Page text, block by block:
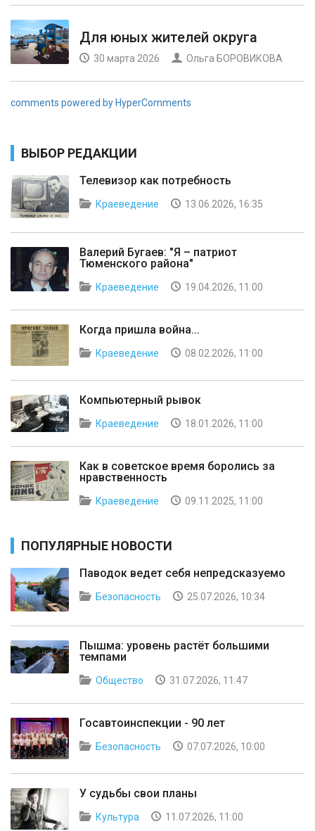
Для юных жителей округа
30 марта 2026 Ольга БОРОВИКОВА
comments powered by HyperComments
ВЫБОР РЕДАКЦИИ
Телевизор как потребность
Краеведение 13.06.2026, 16:35
Валерий Бугаев: "Я – патриот
Тюменского района"
Краеведение 19.04.2026, 11:00
Когда пришла война...
Краеведение 08.02.2026, 11:00
Компьютерный рывок
Краеведение 18.01.2026, 11:00
Как в советское время боролись за
нравственность
Краеведение 09.11.2025, 11:00
ПОПУЛЯРНЫЕ НОВОСТИ
Паводок ведет себя непредсказуемо
Безопасность 25.07.2026, 10:34
Пышма: уровень растёт большими
темпами
Общество 31.07.2026, 11:47
Госавтоинспекции - 90 лет
Безопасность 07.07.2026, 10:00
У судьбы свои планы
Культура 11.07.2026, 11:00